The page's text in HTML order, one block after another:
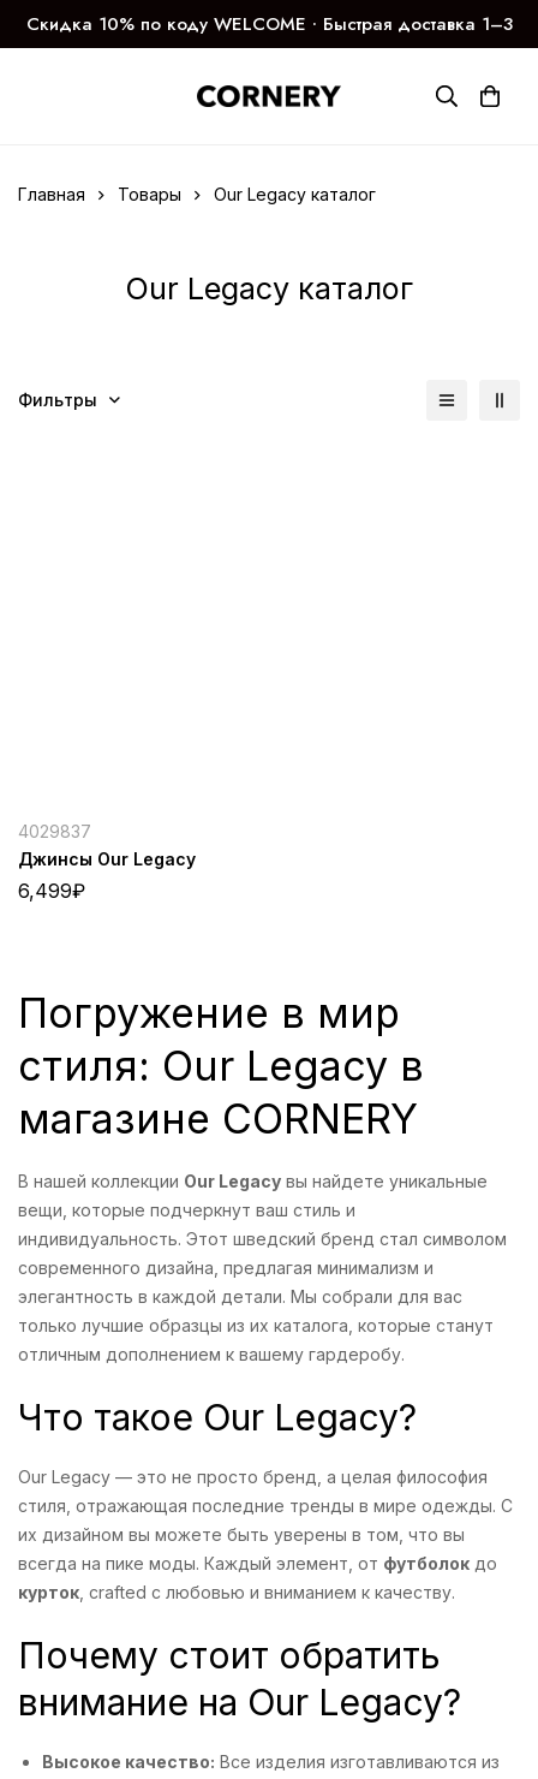
Скидка 10% по коду WELCOME ∙ Быстрая доставка 1–3
дня
Главная Товары Our Legacy каталог
Our Legacy каталог
Фильтры
4029837
Джинсы Our Legacy
6,499₽
Погружение в мир
стиля: Our Legacy в
магазине CORNERY
В нашей коллекции Our Legacy вы найдете уникальные
вещи, которые подчеркнут ваш стиль и
индивидуальность. Этот шведский бренд стал символом
современного дизайна, предлагая минимализм и
элегантность в каждой детали. Мы собрали для вас
только лучшие образцы из их каталога, которые станут
отличным дополнением к вашему гардеробу.
Что такое Our Legacy?
Our Legacy — это не просто бренд, а целая философия
стиля, отражающая последние тренды в мире одежды. С
их дизайном вы можете быть уверены в том, что вы
всегда на пике моды. Каждый элемент, от футболок до
курток , crafted с любовью и вниманием к качеству.
Почему стоит обратить
внимание на Our Legacy?
Высокое качество: Все изделия изготавливаются из